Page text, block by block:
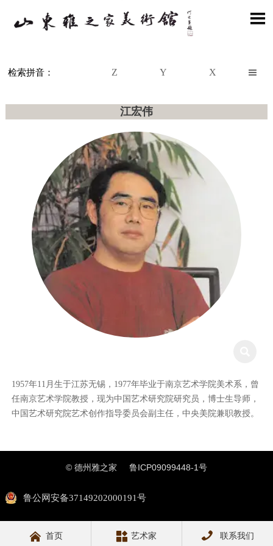

检索拼音： Z Y X 
江宏伟
1957年11月生于江苏无锡，1977年毕业于南京艺术学院美术系，曾
任南京艺术学院教授，现为中国艺术研究院研究员，博士生导师，
中国艺术研究院艺术创作指导委员会副主任，中央美院兼职教授。
© 德州雅之家 鲁ICP09099448-1号
鲁公网安备37149202000191号
 首页  艺术家  联系我们